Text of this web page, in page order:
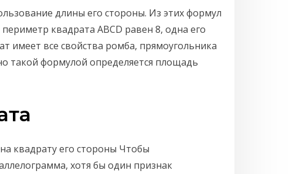
длины его стороны. Из этих формул
квадрата ABCD равен 8, одна его
имеет все свойства ромба, прямоугольника
такой формулой определяется площадь
квадрату его стороны Чтобы
хотя бы один признак